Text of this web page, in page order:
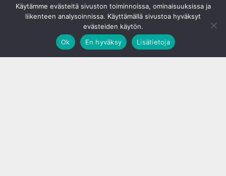
Käytämme evästeitä sivuston toiminnoissa, ominaisuuksissa ja
liikenteen analysoinnissa. Käyttämällä sivustoa hyväksyt
evästeiden käytön.
Ok
En hyväksy Lisätietoja